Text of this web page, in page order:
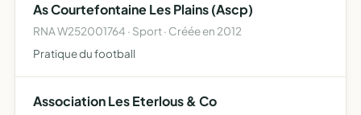
As Courtefontaine Les Plains (Ascp)
RNA W252001764 · Sport · Créée en 2012
Pratique du football
Association Les Eterlous & Co